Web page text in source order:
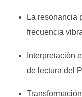
La resonancia
frecuencia
Interpretación
de lectura del